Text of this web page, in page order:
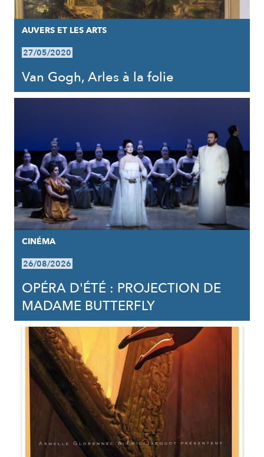
AUVERS ET LES ARTS
27/05/2020
Van Gogh, Arles à la folie
CINÉMA
26/08/2026
OPÉRA D'ÉTÉ : PROJECTION DE
MADAME BUTTERFLY